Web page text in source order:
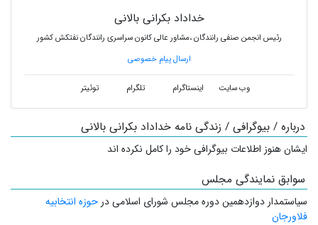
خداداد بکرانی بالانی
رئیس انجمن صنفی رانندگان ،مشاور عالی کانون سراسری رانندگان نفتکش کشور
ارسال پیام خصوصی
وب سایت اینستاگرام تلگرام توئیتر
درباره / بیوگرافی / زندگی نامه خداداد بکرانی بالانی
ایشان هنوز اطلاعات بیوگرافی خود را کامل نکرده اند
سوابق نمایندگی مجلس
سیاستمدار دوازدهمین دوره مجلس شورای اسلامی در حوزه انتخابیه
فلاورجان